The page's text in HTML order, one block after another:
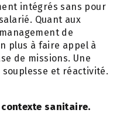
intégrés sans pour
Quant aux
de
plus à faire appel à
de missions. Une
et réactivité.
sanitaire.